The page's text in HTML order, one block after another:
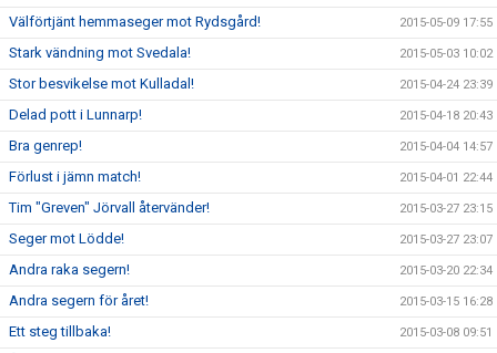
Välförtjänt hemmaseger mot Rydsgård! 2015-05-09 17:55
Stark vändning mot Svedala! 2015-05-03 10:02
Stor besvikelse mot Kulladal! 2015-04-24 23:39
Delad pott i Lunnarp! 2015-04-18 20:43
Bra genrep! 2015-04-04 14:57
Förlust i jämn match! 2015-04-01 22:44
Tim "Greven" Jörvall återvänder! 2015-03-27 23:15
Seger mot Lödde! 2015-03-27 23:07
Andra raka segern! 2015-03-20 22:34
Andra segern för året! 2015-03-15 16:28
Ett steg tillbaka! 2015-03-08 09:51